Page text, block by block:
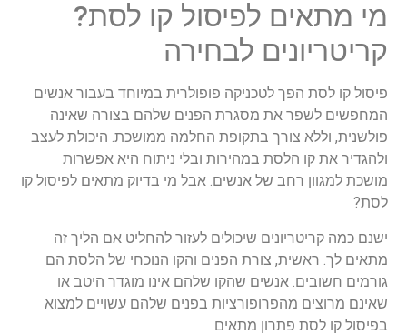
מי מתאים לפיסול קו לסת?
קריטריונים לבחירה
פיסול קו לסת הפך לטכניקה פופולרית במיוחד בעבור אנשים
המחפשים לשפר את מסגרת הפנים שלהם בצורה שאינה
פולשנית, וללא צורך בתקופת החלמה ממושכת. היכולת לעצב
ולהגדיר את קו הלסת במהירות ובלי ניתוח היא אפשרות
מושכת למגוון רחב של אנשים. אבל מי בדיוק מתאים לפיסול קו
לסת?
ישנם כמה קריטריונים שיכולים לעזור להחליט אם הליך זה
מתאים לך. ראשית, צורת הפנים והקו הנוכחי של הלסת הם
גורמים חשובים. אנשים שהקו שלהם אינו מוגדר היטב או
שאינם מרוצים מהפרופורציות בפנים שלהם עשויים למצוא
בפיסול קו לסת פתרון מתאים.